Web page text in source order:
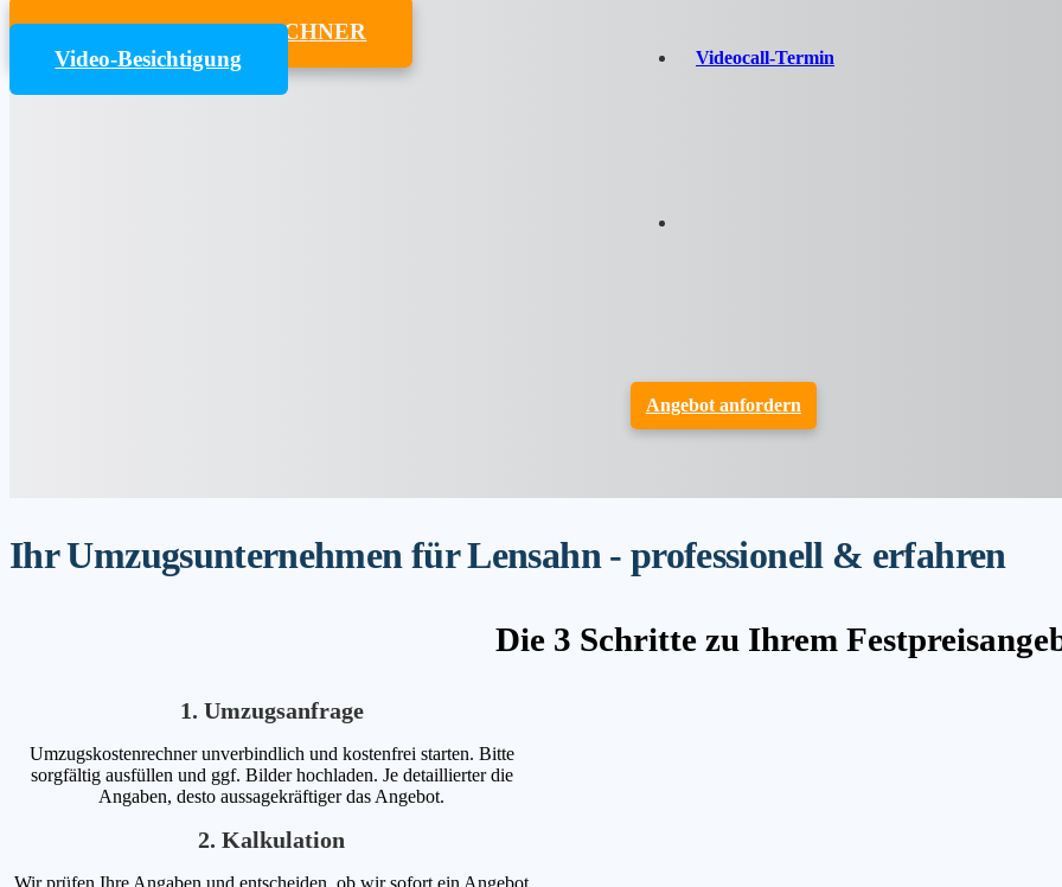
Videocall-Termin
Angebot anfordern
UMZUGSKOSTENRECHNER
Video-Besichtigung
Ihr Umzugsunternehmen für Lensahn - professionell & erfahren
Die 3 Schritte zu Ihrem
1. Umzugsanfrage
Umzugskostenrechner unverbindlich und kostenfrei starten. Bitte
sorgfältig ausfüllen und ggf. Bilder hochladen. Je detaillierter die
Angaben, desto aussagekräftiger das Angebot.
2. Kalkulation
Wir prüfen Ihre Angaben und entscheiden, ob wir sofort ein Angebot